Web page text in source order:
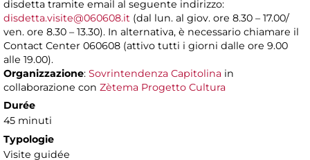
disdetta tramite email al seguente indirizzo:
disdetta.visite@060608.it (dal lun. al giov. ore 8.30 – 17.00/
ven. ore 8.30 – 13.30). In alternativa, è necessario chiamare il
Contact Center 060608 (attivo tutti i giorni dalle ore 9.00
alle 19.00).
Organizzazione: Sovrintendenza Capitolina in
collaborazione con Zètema Progetto Cultura
Durée
45 minuti
Typologie
Visite guidée